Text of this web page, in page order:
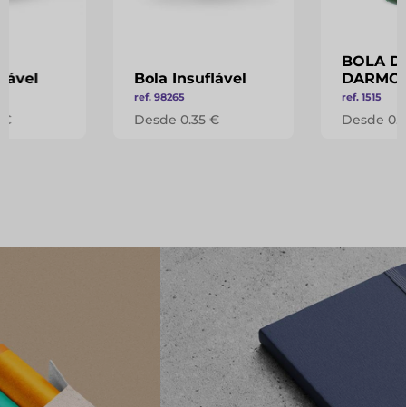
€
Bola Insuflável
ref. 98265
Desde 0.35 €
BOLA
ref. 1515
Desde